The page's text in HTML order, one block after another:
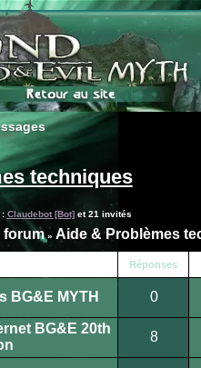
techniques
: Claudebot [Bot]et 21 invités
forum» Aide & Problèmes
Réponses
BG&E MYTH 0
BG&E 20th
8